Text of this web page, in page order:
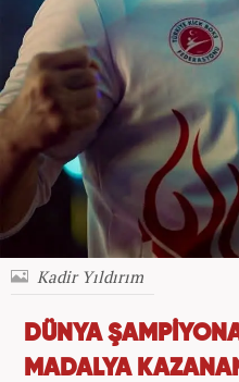
Kadir Yıldırım
DÜNYA
MADALYA